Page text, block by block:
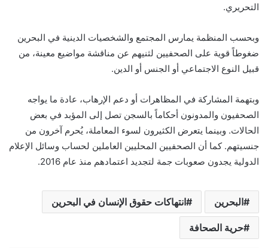
التحريري.
وبحسب المنظمة يمارس المجتمع والشخصيات الدينية في البحرين
ضغوطاً قوية على الصحفيين لثنيهم عن مناقشة مواضيع معينة، من
قبيل النوع الاجتماعي أو الجنس أو الدين.
وبتهمة المشاركة في المظاهرات أو دعم الإرهاب، عادة ما يواجه
الصحفيون والمدونون أحكاماً بالسجن تصل إلى المؤبد في بعض
الحالات. وبينما يتعرض الكثيرون لسوء المعاملة، يُحرم آخرون من
جنسيتهم. كما أن الصحفيين المحليين العاملين لحساب وسائل الإعلام
الدولية يجدون صعوبات جمة لتجديد اعتمادهم منذ عام 2016.
البحرين انتهاكات حقوق الإنسان في البحرين
حرية الصحافة